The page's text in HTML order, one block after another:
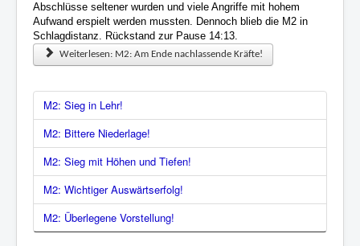
Abschlüsse seltener wurden und viele Angriffe mit hohem
Aufwand erspielt werden mussten. Dennoch blieb die M2 in
Schlagdistanz. Rückstand zur Pause 14:13.
Weiterlesen: M2: Am Ende nachlassende Kräfte!
M2: Sieg in Lehr!
M2: Bittere Niederlage!
M2: Sieg mit Höhen und Tiefen!
M2: Wichtiger Auswärtserfolg!
M2: Überlegene Vorstellung!